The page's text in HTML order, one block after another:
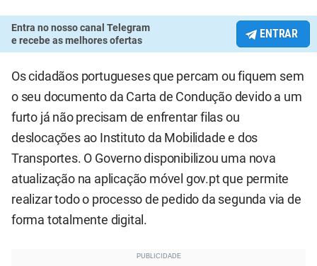
Entra no nosso canal Telegram
e recebe as melhores ofertas
ENTRAR
Os cidadãos portugueses que percam ou fiquem sem
o seu documento da Carta de Condução devido a um
furto já não precisam de enfrentar filas ou
deslocações ao Instituto da Mobilidade e dos
Transportes. O Governo disponibilizou uma nova
atualização na aplicação móvel gov.pt que permite
realizar todo o processo de pedido da segunda via de
forma totalmente digital.